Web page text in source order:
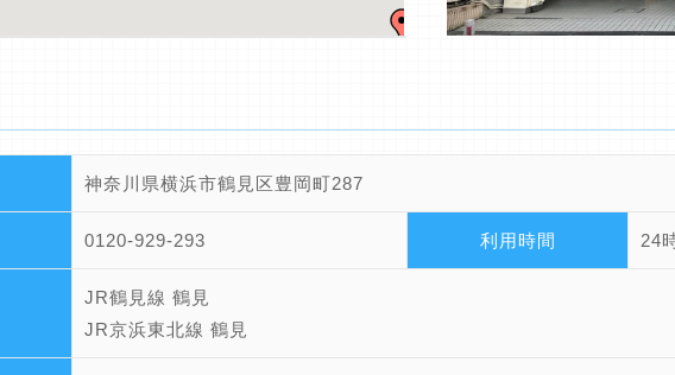
神奈川県横浜市鶴見区豊岡町287
0120-929-293 利用時間 24
JR鶴見線 鶴見
JR京浜東北線 鶴見